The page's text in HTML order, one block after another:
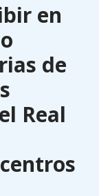
en
de
Real